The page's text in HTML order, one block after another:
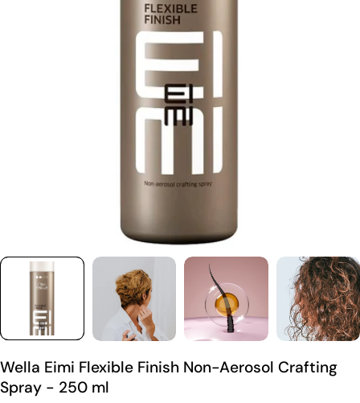
Wella Eimi Flexible Finish Non-Aerosol Crafting
Spray - 250 ml